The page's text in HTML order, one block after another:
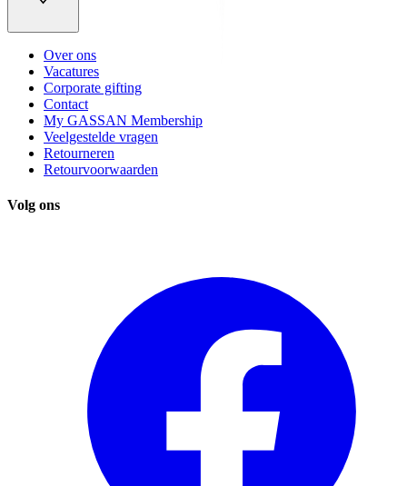
Over ons
Vacatures
Corporate gifting
Contact
My GASSAN Membership
Veelgestelde vragen
Retourneren
Retourvoorwaarden
Volg ons